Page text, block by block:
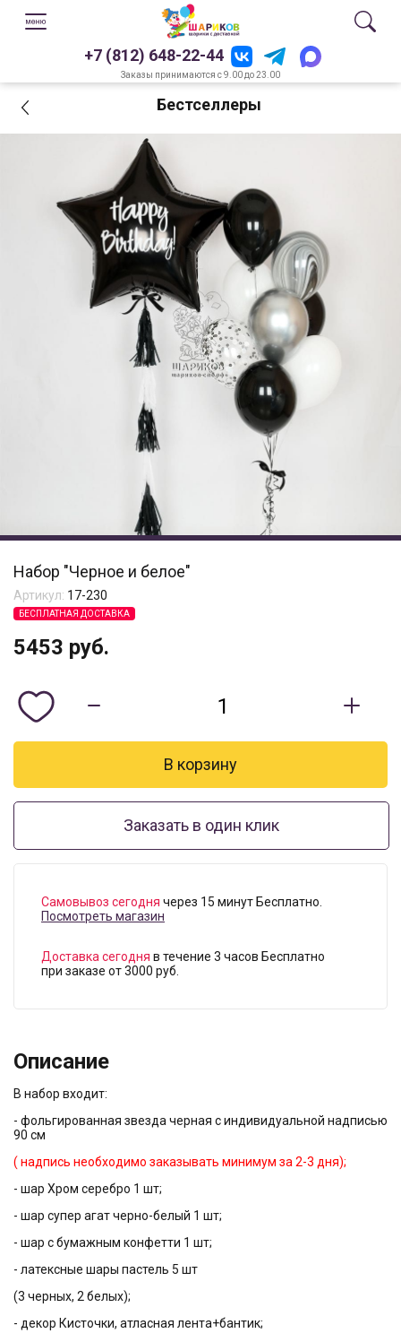
+7 (812) 648-22-44
Заказы принимаются с 9.00 до 23.00
Бестселлеры
Набор "Черное и белое"
Артикул: 17-230
БЕСПЛАТНАЯ ДОСТАВКА
5453 руб.
Заказать в один клик
Самовывоз сегодня через 15 минут Бесплатно.
Посмотреть магазин
Доставка сегодня в течение 3 часов Бесплатно
при заказе от 3000 руб.
Описание
В набор входит:
- фольгированная звезда черная с индивидуальной надписью
90 см
( надпись необходимо заказывать минимум за 2-3 дня);
- шар Хром серебро 1 шт;
- шар супер агат черно-белый 1 шт;
- шар с бумажным конфетти 1 шт;
- латексные шары пастель 5 шт
(3 черных, 2 белых);
- декор Кисточки, атласная лента+бантик;